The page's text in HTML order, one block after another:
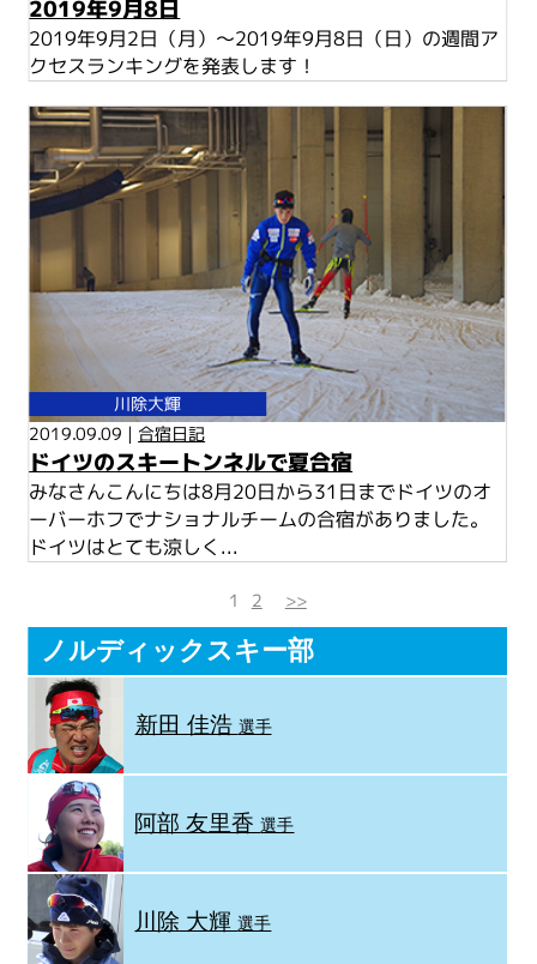
2019年9月8日
2019年9月2日（月）～2019年9月8日（日）の週間ア
クセスランキングを発表します！
川除大輝
2019.09.09 | 合宿日記
ドイツのスキートンネルで夏合宿
みなさんこんにちは8月20日から31日までドイツのオ
ーバーホフでナショナルチームの合宿がありました。
ドイツはとても涼しく...
1 2 >>
ノルディックスキー部
新田 佳浩 選手
阿部 友里香選手
川除 大輝選手